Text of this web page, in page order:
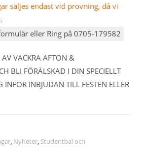
säljes endast vid provning, då vi
eller Ring på 0705-179582
AV VACKRA AFTON &
BLI FÖRÄLSKAD I DIN SPECIELLT
INBJUDAN TILL FESTEN ELLER
, Nyheter, Studentbal och